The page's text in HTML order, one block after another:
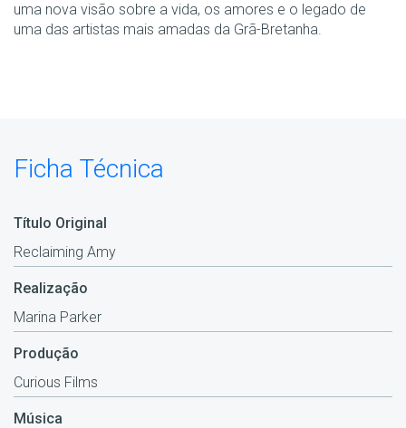
uma nova visão sobre a vida, os amores e o legado de
uma das artistas mais amadas da Grã-Bretanha.
Ficha Técnica
Título Original
Reclaiming Amy
Realização
Marina Parker
Produção
Curious Films
Música